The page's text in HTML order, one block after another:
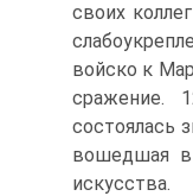
своих
войско к
сражение.
состоялась
вошедшая в
искусства.